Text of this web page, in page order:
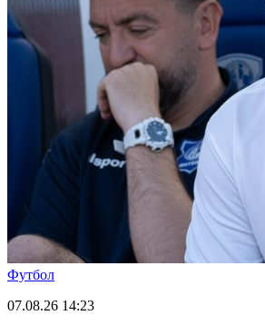
Футбол
07.08.26 14:23